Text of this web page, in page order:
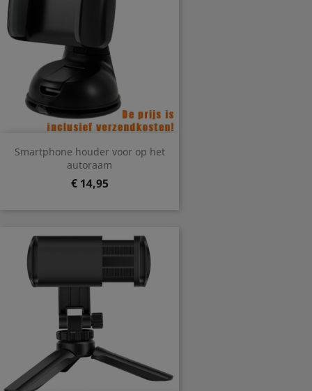
Smartphone houder voor op het
autoraam
Prijs
€ 14,95